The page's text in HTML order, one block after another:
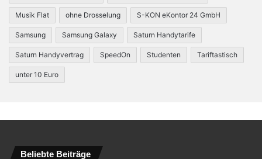
Musik Flat ohne Drosselung S-KON eKontor 24 GmbH
Samsung Samsung Galaxy Saturn Handytarife
Saturn Handyvertrag SpeedOn Studenten Tariftastisch
unter 10 Euro
Beliebte Beiträge